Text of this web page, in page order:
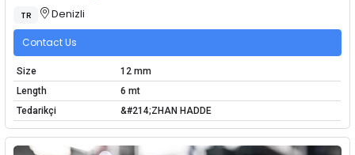
TR Denizli
Contact Us
Size
12 mm
Length
6 mt
Tedarikçi
&#214;ZHAN HADDE